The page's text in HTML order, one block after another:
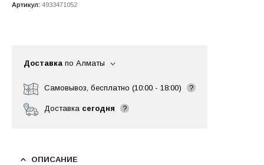
Артикул: 4933471052
Доставка по Алматы
Самовывоз, бесплатно (10:00 - 18:00) ?
Доставка сегодня ?
ОПИСАНИЕ